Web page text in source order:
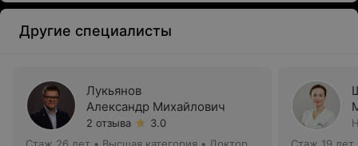
Другие специалисты
Лукьянов
Александр Михайлович
2 отзыва
3.0